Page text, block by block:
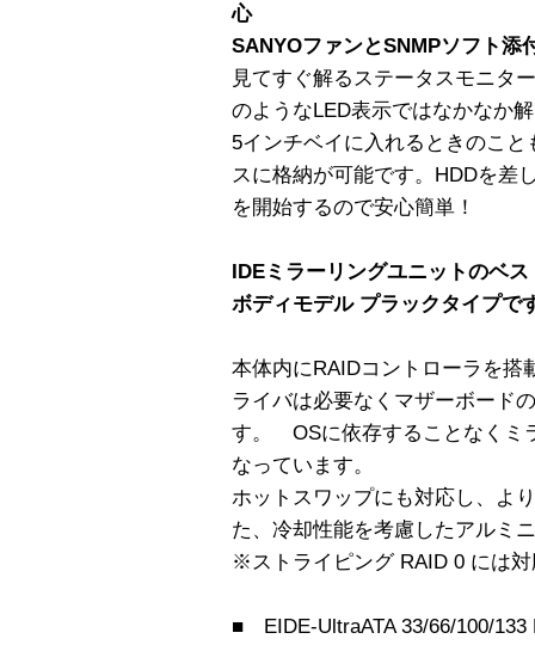
心
SANYOファンとSNMPソフト添
見てすぐ解るステータスモニタ
のようなLED表示ではなかなか
5インチベイに入れるときのこ
スに格納が可能です。HDDを差
を開始するので安心簡単！
IDEミラーリングユニットのベ
ボディモデル プラックタイプで
本体内にRAIDコントローラを搭
ライバは必要なくマザーボード
す。 OSに依存することなくミ
なっています。
ホットスワップにも対応し、よ
た、冷却性能を考慮したアルミ
※ストライピング RAID 0 には
■ EIDE-UltraATA 33/66/100/133